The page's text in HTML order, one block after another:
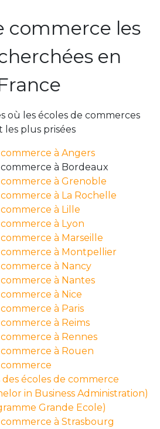
commerce les
en
où les écoles de commerces
les plus prisées
à Angers
à Bordeaux
à Grenoble
à La Rochelle
à Lille
à Lyon
à Marseille
commerce à Montpellier
à Nancy
à Nantes
à Nice
à Paris
à Reims
à Rennes
à Rouen
écoles de commerce
in Business Administration)
Grande Ecole)
à Strasbourg